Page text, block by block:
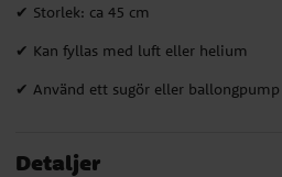
✔ Storlek: ca 45 cm
✔ Kan fyllas med luft eller helium
✔ Använd ett sugör eller
Detaljer